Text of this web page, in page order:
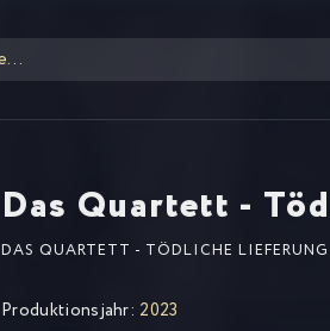
Das Quartett -
DAS QUARTETT - TÖDLICHE LIEFERUNG
Produktionsjahr: 2023